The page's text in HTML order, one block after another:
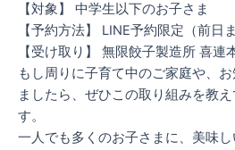
【対象】 中学生以下のお子さま
【予約方法】 LINE予約限定（前日
【受け取り】 無限餃子製造所 喜連
もし周りに子育て中のご家庭や、
ましたら、ぜひこの取り組みを教
す。
一人でも多くのお子さまに、美味